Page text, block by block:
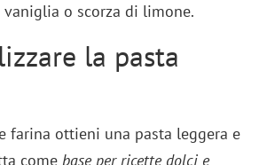
vaniglia o scorza di limone.
la pasta
farina ottieni una pasta leggera e
come base per ricette dolci e